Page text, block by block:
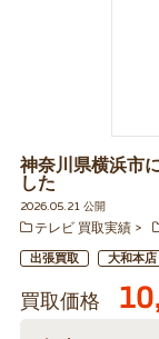
神奈川県横浜市
した
2026.05.21 公開
テレビ 買取実績
出張買取 大和本店
買取価格